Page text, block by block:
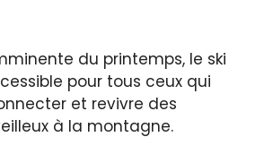
du printemps, le ski
pour tous ceux qui
et revivre des
à la montagne.